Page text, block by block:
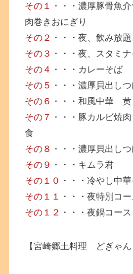
その１ ・・・濃厚豚骨魚
肉巻きおにぎり
その２ ・・・夜、飲み放
その３ ・・・夜、スタミ
その４ ・・・カレーそば
その５ ・・・濃厚貝出し
その６ ・・・和風中華 黄
その７ ・・・豚カルビ焼
食
その８ ・・・濃厚貝出し
その９ ・・・キムラ君
その１０ ・・・冷やし中
その１１ ・・・夜特別コー
その１２ ・・・夜鍋コース
【宮崎郷土料理 どぎゃん